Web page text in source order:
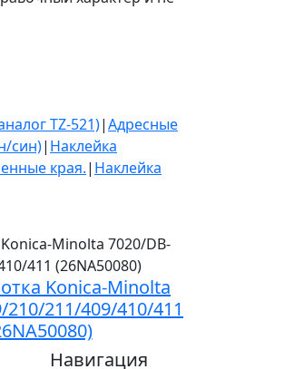
TZ-521)|Адресные
син)| Наклейка
края.| Наклейка
Konica-Minolta
210/211/409/410/411
Навигация